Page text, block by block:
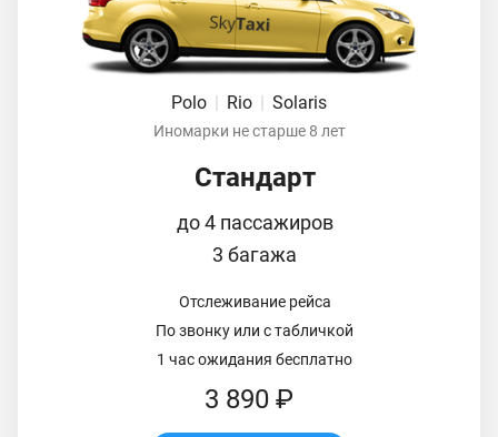
Polo | Rio | Solaris
Иномарки не старше 8 лет
Стандарт
до 4 пассажиров
3 багажа
Отслеживание рейса
По звонку или с табличкой
1 час ожидания бесплатно
3 890 ₽